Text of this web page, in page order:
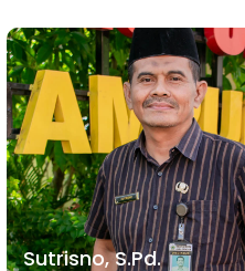
Sutrisno, S.Pd.